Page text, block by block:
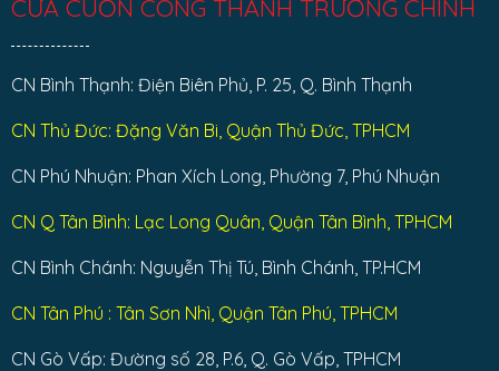
CỬA CUỐN CÔNG THÀNH TRƯỜNG CHINH
CN Bình Thạnh: Điện Biên Phủ, P. 25, Q. Bình Thạnh
CN Thủ Đức: Đặng Văn Bi, Quận Thủ Đức, TPHCM
CN Phú Nhuận: Phan Xích Long, Phường 7, Phú Nhuận
CN Q Tân Bình: Lạc Long Quân, Quận Tân Bình, TPHCM
CN Bình Chánh: Nguyễn Thị Tú, Bình Chánh, TP.HCM
CN Tân Phú : Tân Sơn Nhì, Quận Tân Phú, TPHCM
CN Gò Vấp: Đường số 28, P.6, Q. Gò Vấp, TPHCM